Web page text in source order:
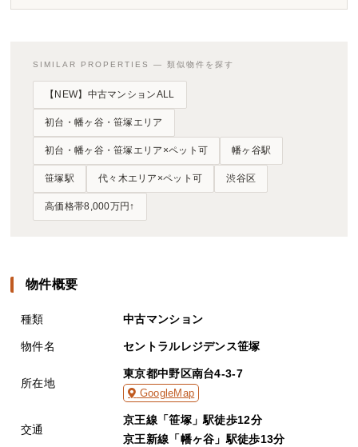
SIMILAR PROPERTIES — 類似物件を探す
【NEW】中古マンションALL
初台・幡ヶ谷・笹塚エリア
初台・幡ヶ谷・笹塚エリア×ペット可 幡ヶ谷駅
笹塚駅 代々木エリア×ペット可 渋谷区
高価格帯8,000万円↑
物件概要
種類 中古マンション
物件名 セントラルレジデンス笹塚
所在地
東京都中野区南台4-3-7
GoogleMap
交通
京王線「笹塚」駅徒歩12分
京王新線「幡ヶ谷」駅徒歩13分